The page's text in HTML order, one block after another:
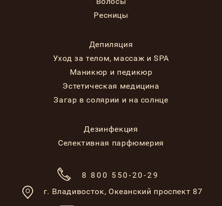
Ресницы
Депиляция
Уход за телом, массаж и SPA
Маникюр и педикюр
Эстетическая медицина
Загар в солярии и на солнце
Дезинфекция
Селективная парфюмерия
8 800 550-20-29
г. Владивосток, Океанский проспект 87